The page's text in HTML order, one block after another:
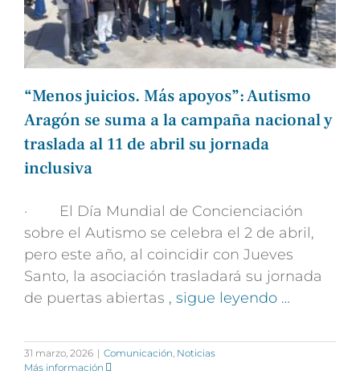
“Menos juicios. Más apoyos”: Autismo
Aragón se suma a la campaña nacional y
traslada al 11 de abril su jornada
inclusiva
· El Día Mundial de Concienciación
sobre el Autismo se celebra el 2 de abril,
pero este año, al coincidir con Jueves
Santo, la asociación trasladará su jornada
de puertas abiertas , sigue leyendo …
31 marzo, 2026 | Comunicación Noticias
Más información